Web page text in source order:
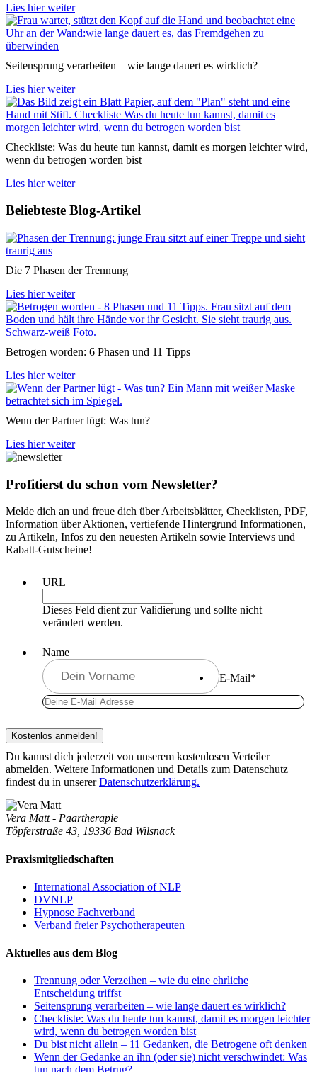
Lies hier weiter
Seitensprung verarbeiten – wie lange dauert es wirklich?
Lies hier weiter
Checkliste: Was du heute tun kannst, damit es morgen leichter wird,
wenn du betrogen worden bist
Lies hier weiter
Beliebteste Blog-Artikel
Die 7 Phasen der Trennung
Lies hier weiter
Betrogen worden: 6 Phasen und 11 Tipps
Lies hier weiter
Wenn der Partner lügt: Was tun?
Lies hier weiter
Profitierst du schon vom Newsletter?
Melde dich an und freue dich über Arbeitsblätter, Checklisten, PDF,
Information über Aktionen, vertiefende Hintergrund Informationen,
zu Artikeln, Infos zu den neuesten Artikeln sowie Interviews und
Rabatt-Gutscheine!
URL
Dieses Feld dient zur Validierung und sollte nicht
verändert werden.
Name
E-Mail*
Du kannst dich jederzeit von unserem kostenlosen Verteiler
abmelden. Weitere Informationen und Details zum Datenschutz
findest du in unsererDatenschutzerklärung.
Vera Matt - Paartherapie
Töpferstraße 43, 19336 Bad Wilsnack
Praxismitgliedschaften
International Association of NLP
DVNLP
Hypnose Fachverband
Verband freier Psychotherapeuten
Aktuelles aus dem Blog
Trennung oder Verzeihen – wie du eine ehrliche
Entscheidung triffst
Seitensprung verarbeiten – wie lange dauert es wirklich?
Checkliste: Was du heute tun kannst, damit es morgen leichter
wird, wenn du betrogen worden bist
Du bist nicht allein – 11 Gedanken, die Betrogene oft denken
Wenn der Gedanke an ihn (oder sie) nicht verschwindet: Was